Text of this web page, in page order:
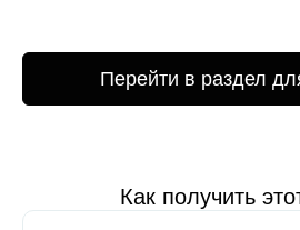
Перейти в раздел
Как получить